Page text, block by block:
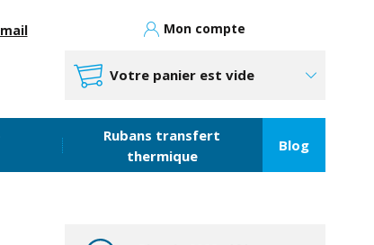
Mon compte
Votre panier est vide
Rubans transfert
thermique
Blog